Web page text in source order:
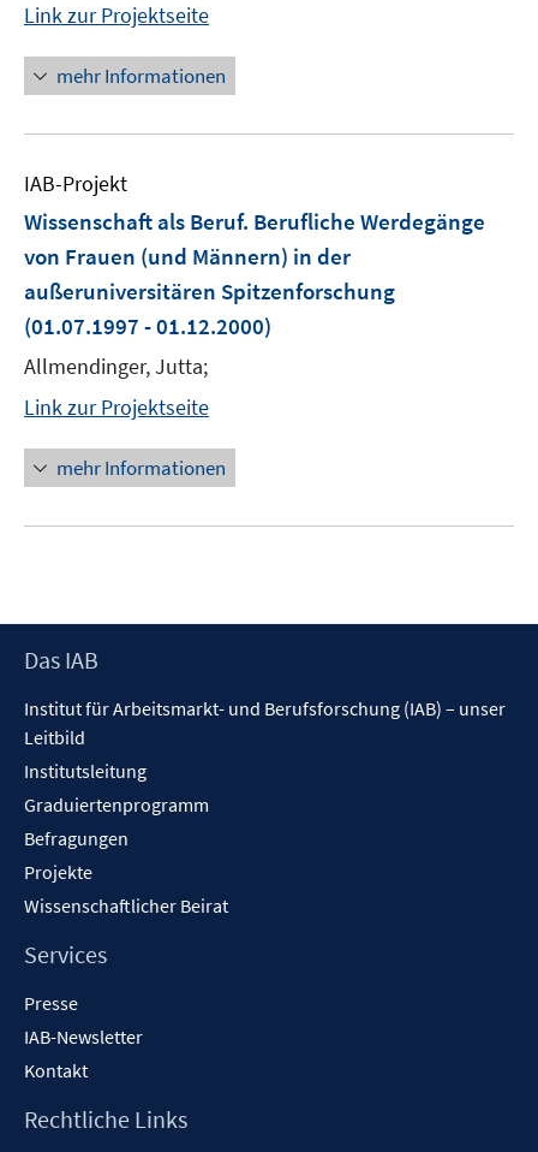
Link zur Projektseite
mehr Informationen
IAB-Projekt
Wissenschaft als Beruf. Berufliche Werdegänge
von Frauen (und Männern) in der
außeruniversitären Spitzenforschung
(01.07.1997 - 01.12.2000)
Allmendinger, Jutta;
Link zur Projektseite
mehr Informationen
Footer
Das IAB
Institut für Arbeitsmarkt- und Berufsforschung (IAB) – unser
Leitbild
Institutsleitung
Graduiertenprogramm
Befragungen
Projekte
Wissenschaftlicher Beirat
Services
Presse
IAB-Newsletter
Kontakt
Rechtliche Links